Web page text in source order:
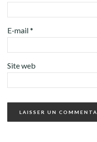
E-mail*
Site web